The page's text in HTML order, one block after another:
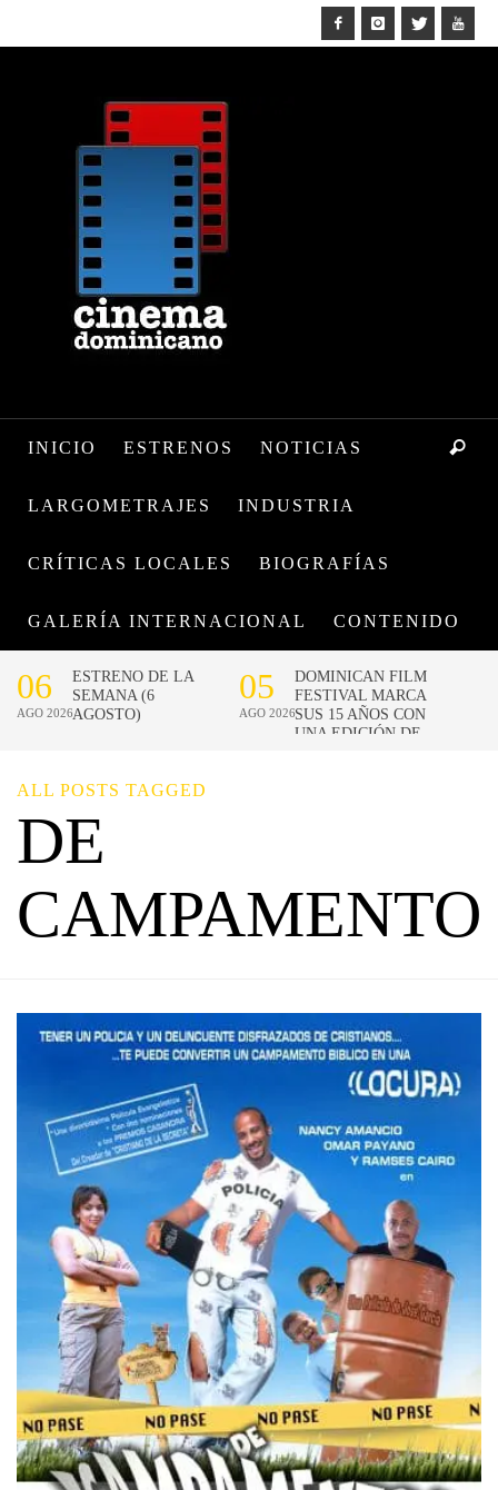
INICIO ESTRENOS NOTICIAS
LARGOMETRAJES INDUSTRIA
CRÍTICAS LOCALES BIOGRAFÍAS
GALERÍA INTERNACIONAL CONTENIDO
ALL POSTS TAGGED
DE
CAMPAMENTO